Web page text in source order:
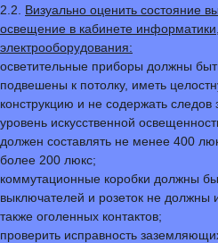
2.2. Визуально оценить состояние
освещение в кабинете
электрооборудования:
осветительные приборы должны
подвешены к потолку, иметь
конструкцию и не содержать следов
уровень искусственной
должен составлять не менее 400
более 200 люкс;
коммутационные коробки должны
выключателей и розеток не должны
также оголенных контактов;
проверить исправность